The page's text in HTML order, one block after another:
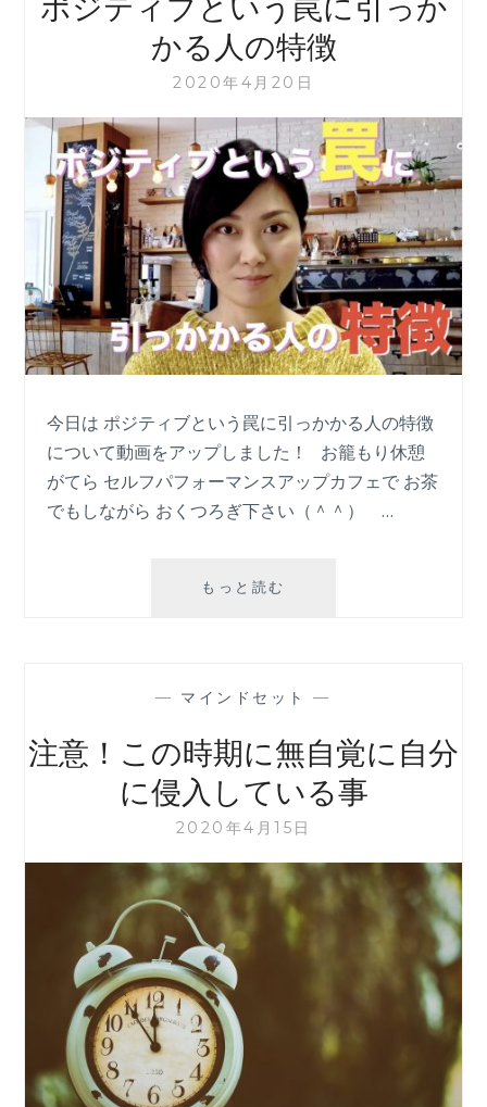
き
寄
せ
る
ス
テ
ッ
プ
かる人の特徴
2020年4月20日
今日は ポジティブという罠に引っかかる人の特徴
について動画をアップしました！ お籠もり休憩
がてら セルフパフォーマンスアップカフェで お茶
でもしながら おくつろぎ下さい（＾＾） …
もっと読む
と
う
に
引
か
か
人
— マインドセット —
注意！この時期に無自覚に自分
に侵入している事
2020年4月15日